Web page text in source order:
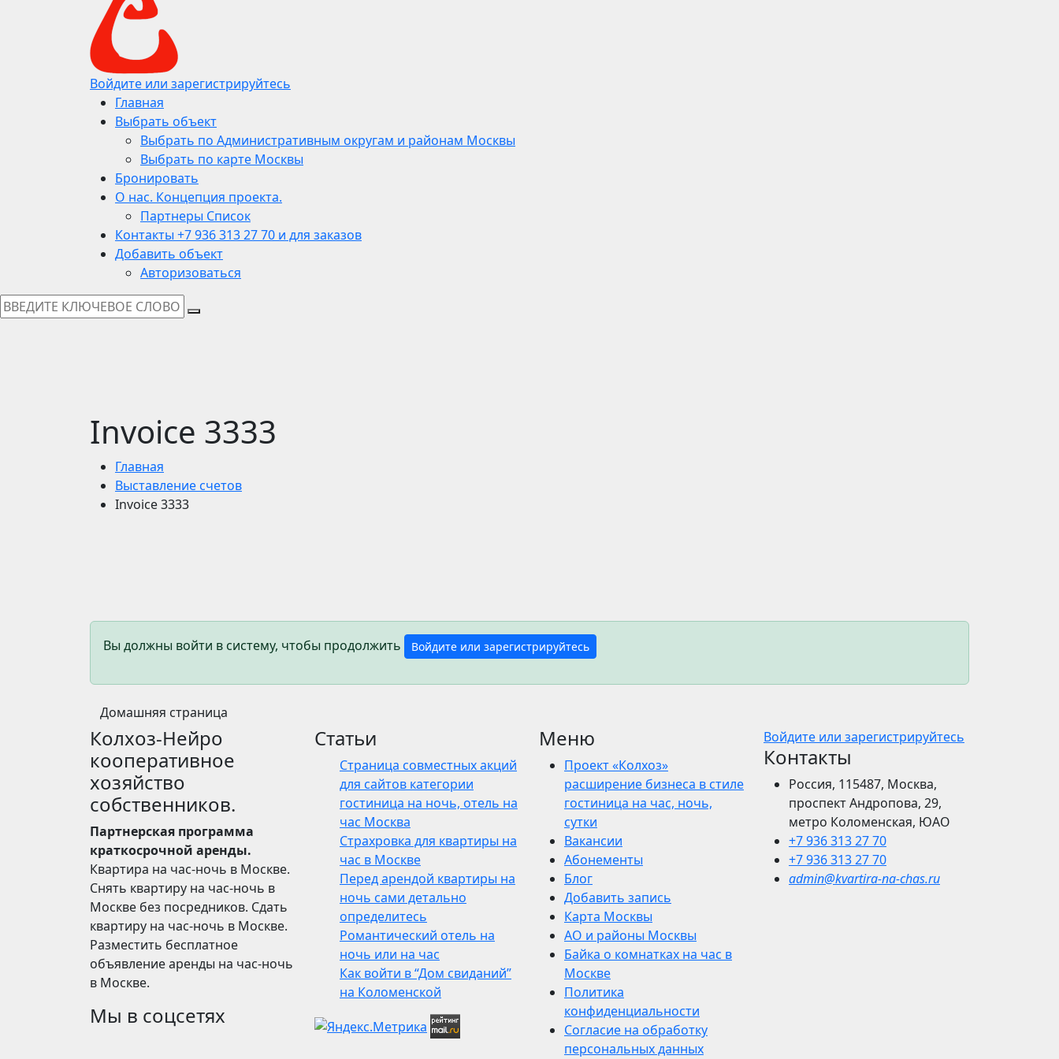
Войдите или зарегистрируйтесь
Главная
Выбрать объект
Выбрать по Административным округам и районам Москвы
Выбрать по карте Москвы
Бронировать
О нас. Концепция проекта.
Партнеры Список
Контакты +7 936 313 27 70 и для заказов
Добавить объект
Авторизоваться
Invoice 3333
Главная
Выставление счетов
Invoice 3333
Вы должны войти в систему, чтобы продолжить Войдите или зарегистрируйтесь
Домашняя страница
Колхоз-Нейро
кооперативное
хозяйство
собственников.
Партнерская программа
краткосрочной аренды.
Квартира на час-ночь в Москве.
Снять квартиру на час-ночь в
Москве без посредников. Сдать
квартиру на час-ночь в Москве.
Разместить бесплатное
объявление аренды на час-ночь
в Москве.
Мы в соцсетях
Статьи
Страница совместных акций
для сайтов категории
гостиница на ночь, отель на
час Москва
Страхровка для квартиры на
час в Москве
Перед арендой квартиры на
ночь сами детально
определитесь
Романтический отель на
ночь или на час
Как войти в “Дом свиданий”
на Коломенской
Меню
Проект «Колхоз»
расширение бизнеса в стиле
гостиница на час, ночь,
сутки
Вакансии
Абонементы
Блог
Добавить запись
Карта Москвы
АО и районы Москвы
Байка о комнатках на час в
Москве
Политика
конфиденциальности
Согласие на обработку
персональных данных
Войдите или зарегистрируйтесь
Контакты
Россия, 115487, Москва,
проспект Андропова, 29,
метро Коломенская, ЮАО
+7 936 313 27 70
+7 936 313 27 70
admin@kvartira-na-chas.ru